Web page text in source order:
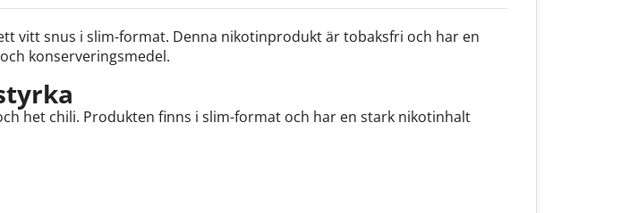
vitt snus i slim-format. Denna nikotinprodukt är tobaksfri och har en
konserveringsmedel.
het chili. Produkten finns i slim-format och har en stark nikotinhalt